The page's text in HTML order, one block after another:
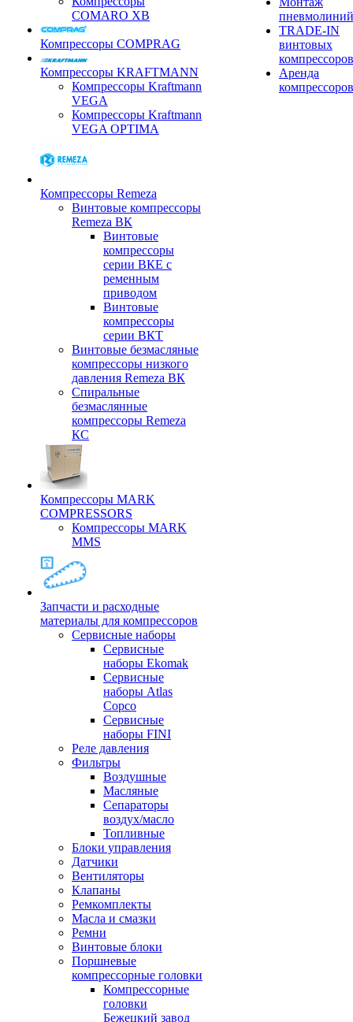
COMARO XB
Компрессоры COMPRAG
Компрессоры KRAFTMANN
Компрессоры Kraftmann
VEGA
Компрессоры Kraftmann
VEGA OPTIMA
Компрессоры Remeza
Винтовые компрессоры
Remeza ВК
Винтовые
компрессоры
серии ВКЕ с
ременным
приводом
Винтовые
компрессоры
серии ВКТ
Винтовые безмасляные
компрессоры низкого
давления Remeza ВК
Спиральные
безмаслянные
компрессоры Remeza
КС
Компрессоры MARK
COMPRESSORS
Компрессоры MARK
MMS
Запчасти и расходные
материалы для компрессоров
Cервисные наборы
Сервисные
наборы Ekomak
Cервисные
наборы Atlas
Copco
Сервисные
наборы FINI
Реле давления
Фильтры
Воздушные
Масляные
Сепараторы
воздух/масло
Топливные
Блоки управления
Датчики
Вентиляторы
Клапаны
Ремкомплекты
Масла и смазки
Ремни
Винтовые блоки
Поршневые
компрессорные головки
Компрессорные
головки
Бежецкий завод
пневмолиний
TRADE-IN
винтовых
компрессоров
Аренда
компрессоров